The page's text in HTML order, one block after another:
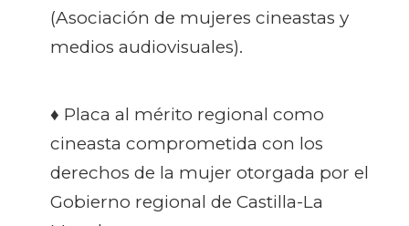
(Asociación de mujeres cineastas y
medios audiovisuales).
♦ Placa al mérito regional como
cineasta comprometida con los
derechos de la mujer otorgada por el
Gobierno regional de Castilla-La